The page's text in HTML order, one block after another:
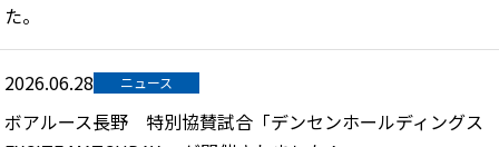
た。
2026.06.28 ニュース
ボアルース長野 特別協賛試合「デンセンホールディングス